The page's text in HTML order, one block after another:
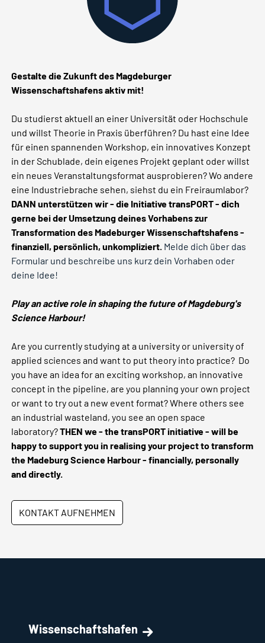
Gestalte die Zukunft des Magdeburger
Wissenschaftshafens aktiv mit!
Du studierst aktuell an einer Universität oder Hochschule
und willst Theorie in Praxis überführen? Du hast eine Idee
für einen spannenden Workshop, ein innovatives Konzept
in der Schublade, dein eigenes Projekt geplant oder willst
ein neues Veranstaltungsformat ausprobieren? Wo andere
eine Industriebrache sehen, siehst du ein Freiraumlabor?
DANN unterstützen wir - die Initiative transPORT - dich
gerne bei der Umsetzung deines Vorhabens zur
Transformation des Madeburger Wissenschaftshafens -
finanziell, persönlich, unkompliziert. Melde dich über das
Formular und beschreibe uns kurz dein Vorhaben oder
deine Idee!
Play an active role in shaping the future of Magdeburg's
Science Harbour!
Are you currently studying at a university or university of
applied sciences and want to put theory into practice? Do
you have an idea for an exciting workshop, an innovative
concept in the pipeline, are you planning your own project
or want to try out a new event format? Where others see
an industrial wasteland, you see an open space
laboratory?THEN we - the transPORT initiative - will be
happy to support you in realising your project to transform
the Madeburg Science Harbour - financially, personally
and directly.
KONTAKT AUFNEHMEN
Wissenschaftshafen